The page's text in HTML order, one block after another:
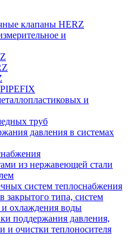
клапаны HERZ
и
и
труб
давления в системах
из нержавеющей стали
систем теплоснабжения
закрытого типа, систем
охлаждения воды
поддержания давления,
и очистки теплоносителя